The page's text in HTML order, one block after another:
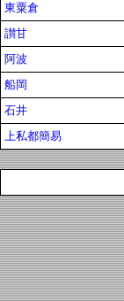
東粟倉
讃甘
阿波
船岡
石井
上私都簡易